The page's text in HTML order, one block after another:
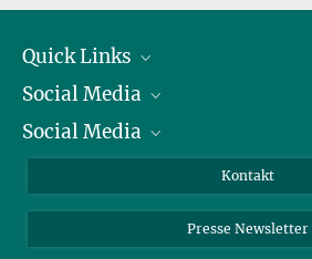
Quick Links
Präsident
Zahlen und Fakten
Social Media
Bluesky
TikTok
Social Media
Instagram
YouTube
Kontakt
Presse Newsletter